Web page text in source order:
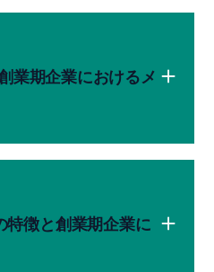
業期企業におけるメ
特徴と創業期企業に